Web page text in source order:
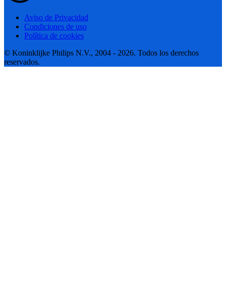
Aviso de Privacidad
Condiciones de uso
Política de cookies
© Koninklijke Philips N.V., 2004 - 2026. Todos los derechos
reservados.